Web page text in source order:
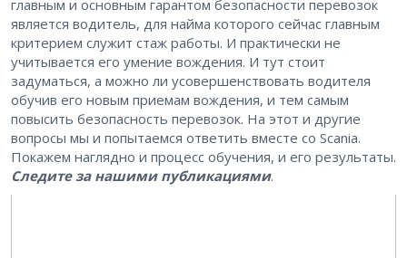
главным и основным гарантом безопасности перевозок
является водитель, для найма которого сейчас главным
критерием служит стаж работы. И практически не
учитывается его умение вождения. И тут стоит
задуматься, а можно ли усовершенствовать водителя
обучив его новым приемам вождения, и тем самым
повысить безопасность перевозок. На этот и другие
вопросы мы и попытаемся ответить вместе со Scania.
Покажем наглядно и процесс обучения, и его результаты.
Следите за нашими публикациями.